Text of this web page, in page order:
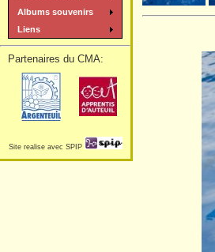
Albums souvenirs
Liens
Partenaires du CMA:
Site realise avec SPIP